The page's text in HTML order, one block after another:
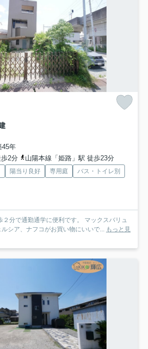
45年
2分
山陽本線「姫路」駅 徒歩23分
陽当り良好 専用庭
バス・トイレ別
分で通勤通学に便利です。 マックスバリュ
シア、ナフコがお買い物にいいで...
もっと見